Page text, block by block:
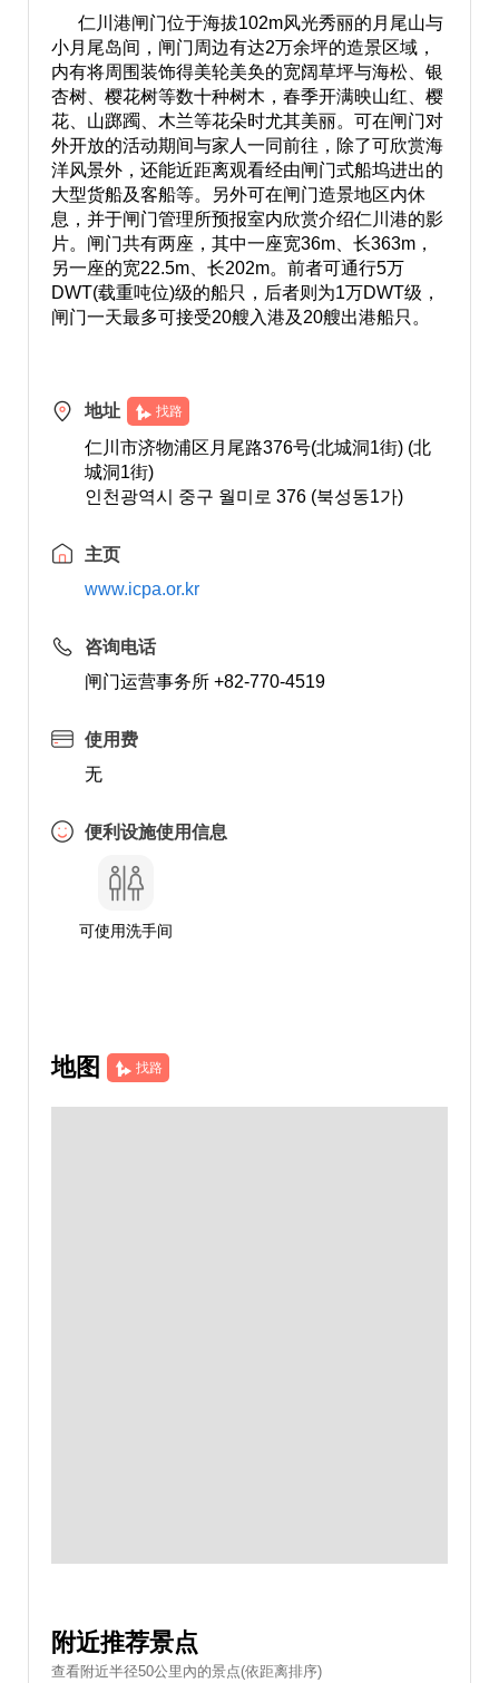
仁川港闸门位于海拔102m风光秀丽的月尾山与
小月尾岛间，闸门周边有达2万余坪的造景区域，
内有将周围装饰得美轮美奂的宽阔草坪与海松、银
杏树、樱花树等数十种树木，春季开满映山红、樱
花、山踯躅、木兰等花朵时尤其美丽。可在闸门对
外开放的活动期间与家人一同前往，除了可欣赏海
洋风景外，还能近距离观看经由闸门式船坞进出的
大型货船及客船等。另外可在闸门造景地区内休
息，并于闸门管理所预报室内欣赏介绍仁川港的影
片。闸门共有两座，其中一座宽36m、长363m，
另一座的宽22.5m、长202m。前者可通行5万
DWT(载重吨位)级的船只，后者则为1万DWT级，
闸门一天最多可接受20艘入港及20艘出港船只。
地址 找路
仁川市济物浦区月尾路376号(北城洞1街) (北
城洞1街)
인천광역시 중구 월미로 376 (북성동1가)
主页
www.icpa.or.kr
咨询电话
闸门运营事务所 +82-770-4519
使用费
无
便利设施使用信息
可使用洗手间
地图 找路
附近推荐景点
查看附近半径50公里內的景点(依距离排序)